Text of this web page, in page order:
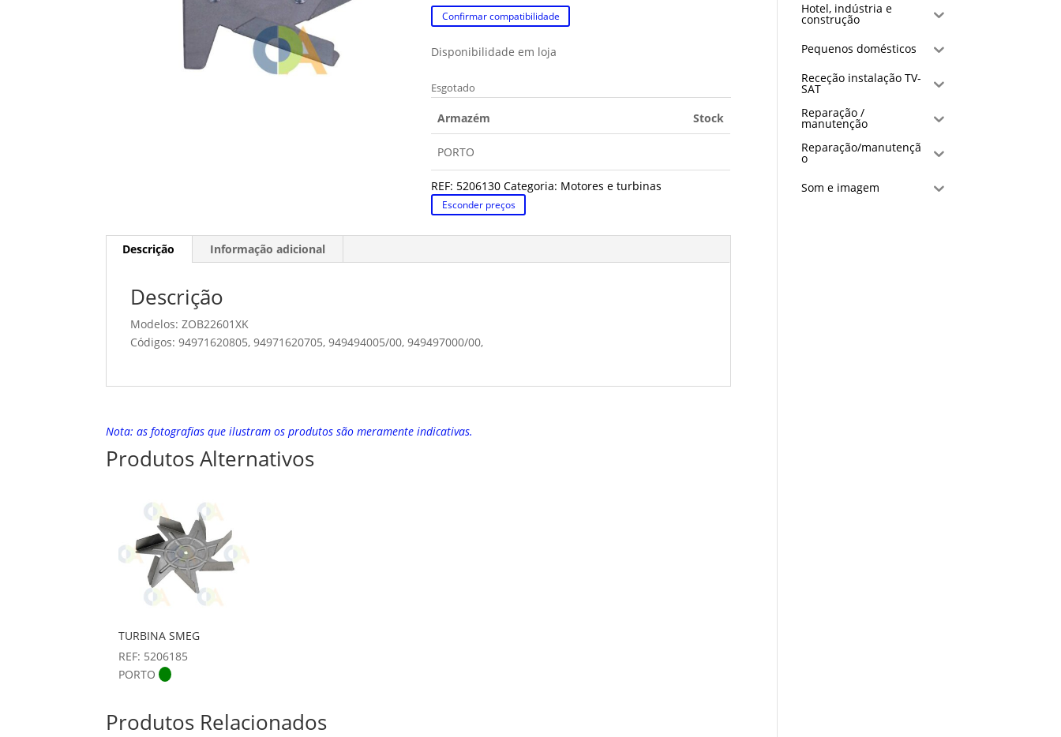
Confirmar compatibilidade
Disponibilidade em loja
Esgotado
Armazém Stock
PORTO
REF: 5206130 Categoria: Motores e turbinas
Esconder preços
Descrição Informação adicional
Descrição
Modelos: ZOB22601XK
Códigos: 94971620805, 94971620705, 949494005/00, 949497000/00,
Nota: as fotografias que ilustram os produtos são meramente indicativas.
Produtos Alternativos
TURBINA SMEG
REF: 5206185
PORTO
Produtos Relacionados
Hotel, indústria e
construção
Pequenos domésticos
Receção instalação TV-
SAT
Reparação /
manutenção
Reparação/manutençã
o
Som e imagem